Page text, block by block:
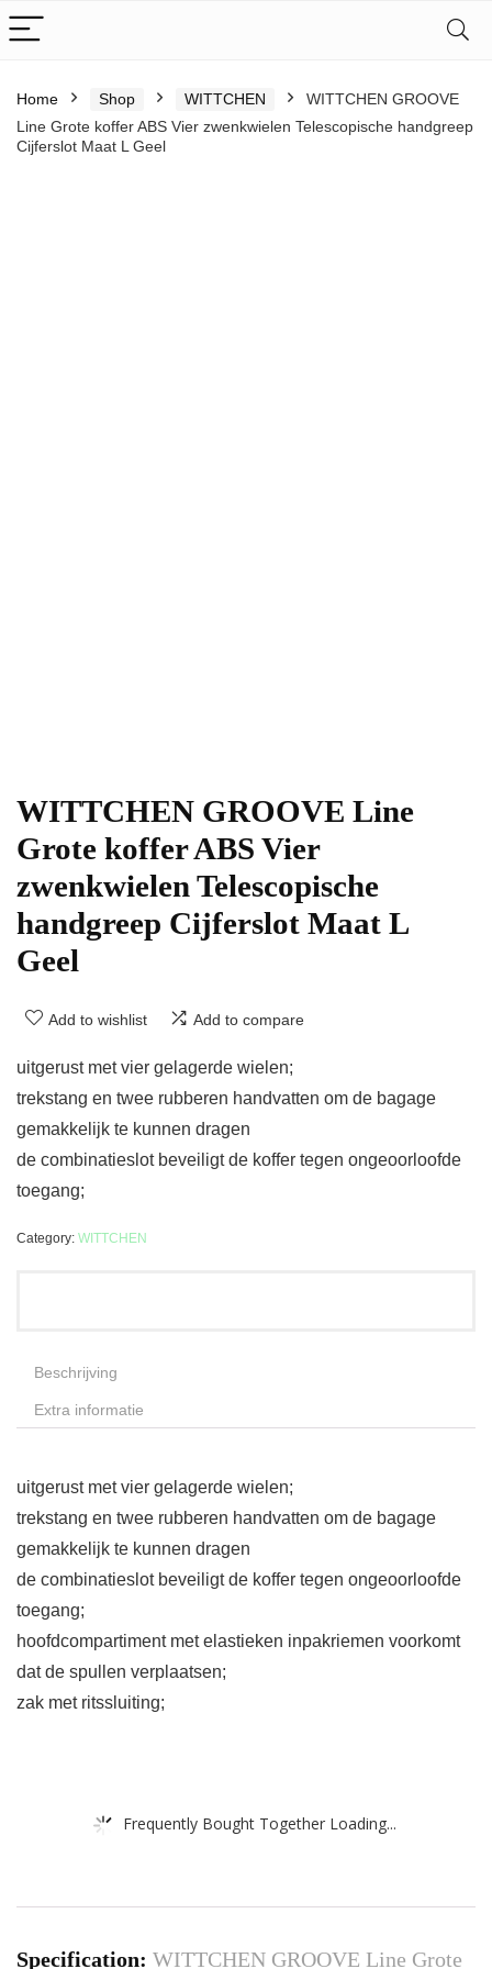
Home Shop WITTCHEN
WITTCHEN GROOVE
Line Grote koffer ABS Vier zwenkwielen Telescopische handgreep
Cijferslot Maat L Geel
WITTCHEN GROOVE Line
Grote koffer ABS Vier
zwenkwielen Telescopische
handgreep Cijferslot Maat L
Geel
Add to wishlist Add to compare
uitgerust met vier gelagerde wielen;
trekstang en twee rubberen handvatten om de bagage
gemakkelijk te kunnen dragen
de combinatieslot beveiligt de koffer tegen ongeoorloofde
toegang;
Category: WITTCHEN
Beschrijving
Extra informatie
uitgerust met vier gelagerde wielen;
trekstang en twee rubberen handvatten om de bagage
gemakkelijk te kunnen dragen
de combinatieslot beveiligt de koffer tegen ongeoorloofde
toegang;
hoofdcompartiment met elastieken inpakriemen voorkomt
dat de spullen verplaatsen;
zak met ritssluiting;
Frequently Bought Together Loading...
Specification: WITTCHEN GROOVE Line Grote